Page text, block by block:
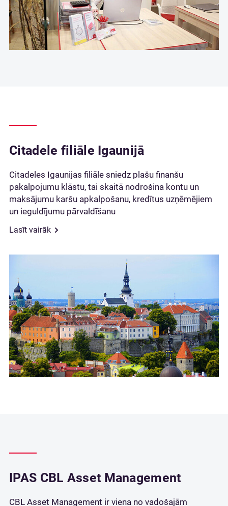
Citadele filiāle Igaunijā
Citadeles Igaunijas filiāle sniedz plašu finanšu
pakalpojumu klāstu, tai skaitā nodrošina kontu un
maksājumu karšu apkalpošanu, kredītus uzņēmējiem
un ieguldījumu pārvaldīšanu
Lasīt vairāk
IPAS CBL Asset Management
CBL Asset Management ir viena no vadošajām